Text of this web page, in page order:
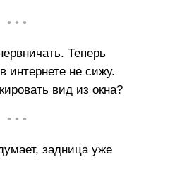
• • •
Теперь
интернете не сижу.
вид из окна?
• • •
задница уже